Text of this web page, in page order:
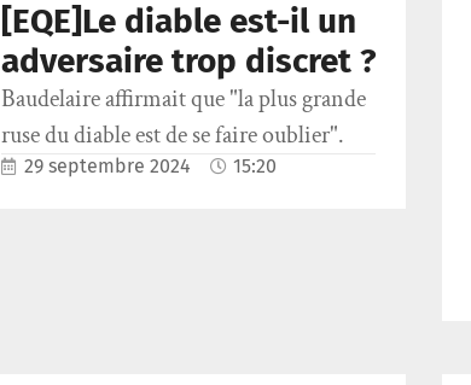
[EQE]Le diable est-il un
adversaire trop discret ?
Baudelaire affirmait que "la plus grande
ruse du diable est de se faire oublier".
29 septembre 2024 15:20